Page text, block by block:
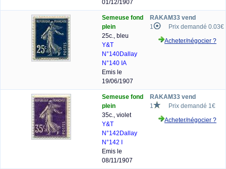
01/12/1907
Semeuse fond
plein
25c., bleu
Y&T
N°140Dallay
N°140 IA
Emis le
19/06/1907
RAKAM33 vend
1
Prix demandé 0.03€
Acheter/négocier ?
Semeuse fond
plein
35c., violet
Y&T
N°142 Dallay
N°142 I
Emis le
08/11/1907
RAKAM33 vend
1
Prix demandé 1€
Acheter/négocier ?